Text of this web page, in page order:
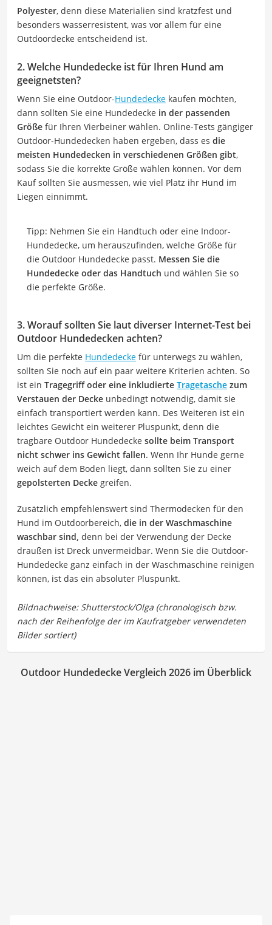
Polyester, denn diese Materialien sind kratzfest und
besonders wasserresistent, was vor allem für eine
Outdoordecke entscheidend ist.
2. Welche Hundedecke ist für Ihren Hund am
geeignetsten?
Wenn Sie eine Outdoor-Hundedecke kaufen möchten,
dann sollten Sie eine Hundedecke in der passenden
Größe für Ihren Vierbeiner wählen. Online-Tests gängiger
Outdoor-Hundedecken haben ergeben, dass es die
meisten Hundedecken in verschiedenen Größen gibt,
sodass Sie die korrekte Größe wählen können. Vor dem
Kauf sollten Sie ausmessen, wie viel Platz ihr Hund im
Liegen einnimmt.
Tipp: Nehmen Sie ein Handtuch oder eine Indoor-
Hundedecke, um herauszufinden, welche Größe für
die Outdoor Hundedecke passt. Messen Sie die
Hundedecke oder das Handtuch und wählen Sie so
die perfekte Größe.
3. Worauf sollten Sie laut diverser Internet-Test bei
Outdoor Hundedecken achten?
Um die perfekte Hundedecke für unterwegs zu wählen,
sollten Sie noch auf ein paar weitere Kriterien achten. So
ist ein Tragegriff oder eine inkludierte Tragetasche zum
Verstauen der Decke unbedingt notwendig, damit sie
einfach transportiert werden kann. Des Weiteren ist ein
leichtes Gewicht ein weiterer Pluspunkt, denn die
tragbare Outdoor Hundedecke sollte beim Transport
nicht schwer ins Gewicht fallen. Wenn Ihr Hunde gerne
weich auf dem Boden liegt, dann sollten Sie zu einer
gepolsterten Decke greifen.
Zusätzlich empfehlenswert sind Thermodecken für den
Hund im Outdoorbereich, die in der Waschmaschine
waschbar sind, denn bei der Verwendung der Decke
draußen ist Dreck unvermeidbar. Wenn Sie die Outdoor-
Hundedecke ganz einfach in der Waschmaschine reinigen
können, ist das ein absoluter Pluspunkt.
Outdoor Hundedecke Vergleich 2026 im Überblick